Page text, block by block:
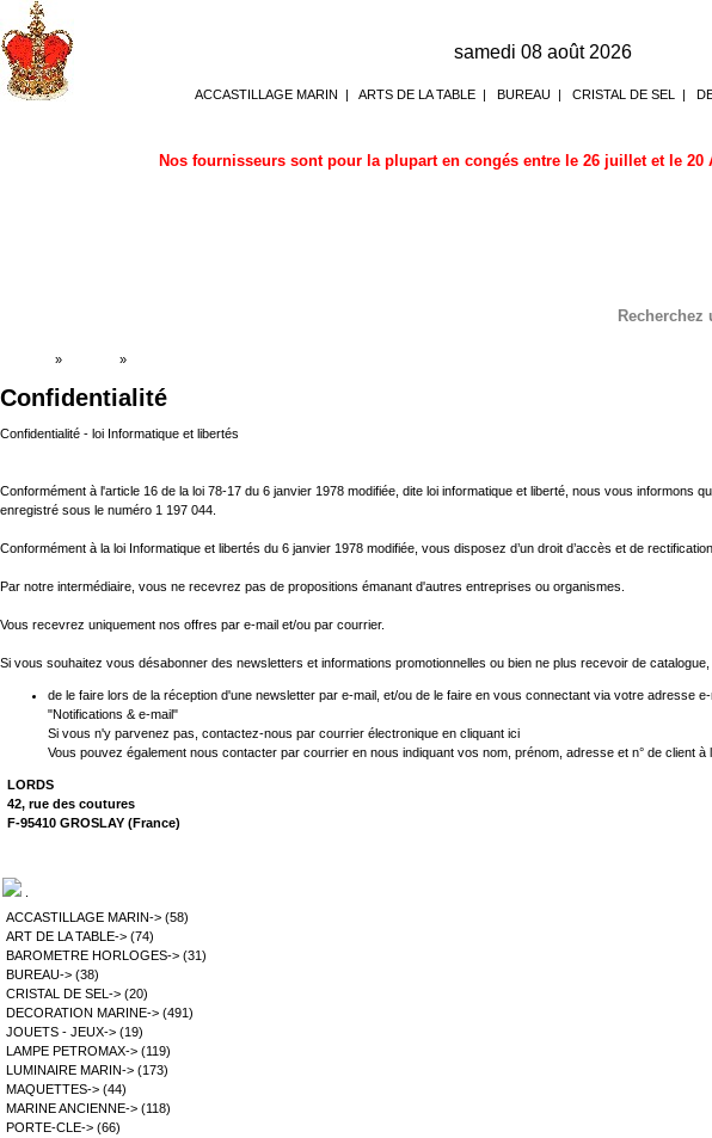
samedi 08 août 2026
ACCASTILLAGE MARIN | ARTS DE LA TABLE | BUREAU | CRISTAL DE SEL |
Nos fournisseurs sont pour la plupart en congés entre le 26 juillet et le
» »
Confidentialité
Confidentialité - loi Informatique et libertés
Conformément à l'article 16 de la loi 78-17 du 6 janvier 1978 modifiée, dite loi informatique et liberté, nous vous informons
enregistré sous le numéro 1 197 044.
Conformément à la loi Informatique et libertés du 6 janvier 1978 modifiée, vous disposez d’un droit d’accès et de
Par notre intermédiaire, vous ne recevrez pas de propositions émanant d'autres entreprises ou organismes.
Vous recevrez uniquement nos offres par e-mail et/ou par courrier.
Si vous souhaitez vous désabonner des newsletters et informations promotionnelles ou bien ne plus recevoir de catalogue,
de le faire lors de la réception d'une newsletter par e-mail, et/ou de le faire en vous connectant via votre adresse
"Notifications & e-mail"
Si vous n'y parvenez pas, contactez-nous par courrier électronique en cliquant ici
Vous pouvez également nous contacter par courrier en nous indiquant vos nom, prénom, adresse et n° de client à
LORDS
42, rue des coutures
F-95410 GROSLAY (France)
ACCASTILLAGE MARIN-> (58)
ART DE LA TABLE-> (74)
BAROMETRE HORLOGES-> (31)
BUREAU-> (38)
CRISTAL DE SEL-> (20)
DECORATION MARINE-> (491)
JOUETS - JEUX-> (19)
LAMPE PETROMAX-> (119)
LUMINAIRE MARIN-> (173)
MAQUETTES-> (44)
MARINE ANCIENNE-> (118)
PORTE-CLE-> (66)